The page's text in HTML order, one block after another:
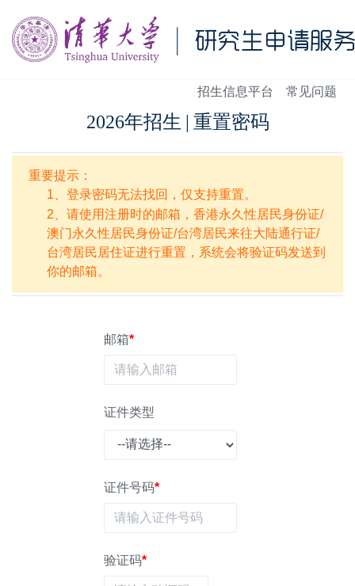
招生信息平台 常见问题
2026年招生 | 重置密码
重要提示：
1、登录密码无法找回，仅支持重置。
2、请使用注册时的邮箱，香港永久性居民身份证/
澳门永久性居民身份证/台湾居民来往大陆通行证/
台湾居民居住证进行重置，系统会将验证码发送到
你的邮箱。
邮箱*
证件类型
证件号码*
验证码*